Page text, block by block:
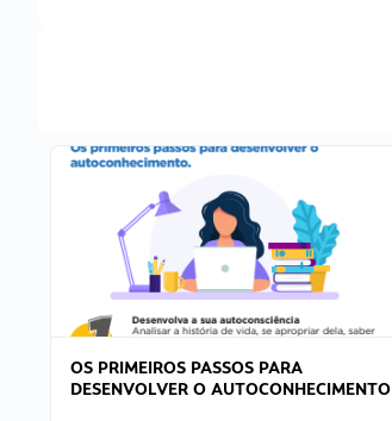
OS PRIMEIROS PASSOS PARA
DESENVOLVER O AUTOCONHECIMENTO